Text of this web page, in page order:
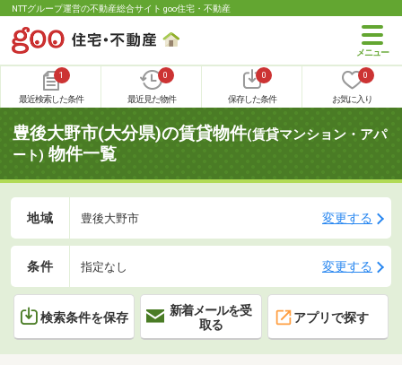
NTTグループ運営の不動産総合サイト goo住宅・不動産
1
最近検索した条件
0
最近見た物件
0
保存した条件
0
お気に入り
豊後大野市(大分県)の賃貸物件(賃貸マンション・アパ
ート) 物件一覧
地域 豊後大野市 変更する
条件 指定なし 変更する
検索条件を保存
新着メールを受
取る
アプリで探す